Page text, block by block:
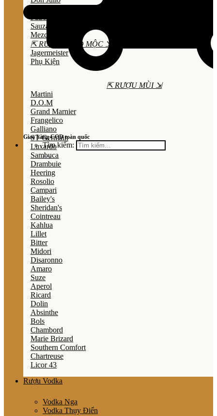
Giao hàng COD toàn quốc
Tìm kiếm:
Sauza
Mezcal
⇱ RƯỢU THẢO MỘC ⇲
Jagermeister
Phụ Kiện
⇱ RƯỢU MÙI ⇲
Martini
D.O.M
Grand Marnier
Frangelico
Galliano
ST Germain
Luxardo
Sambuca
Drambuie
Heering
Rosolio
Campari
Bailey's
Sheridan's
Cointreau
Kahlua
Lillet
Bitter
Midori
Disaronno
Amaro
Suze
Aperol
Ricard
Dolin
Absinthe
Bols
Chambord
Marie Brizard
Southern Comfort
Chartreuse
Licor 43
Rượu Vodka
Vodka Nga
Vodka Thụy Điển